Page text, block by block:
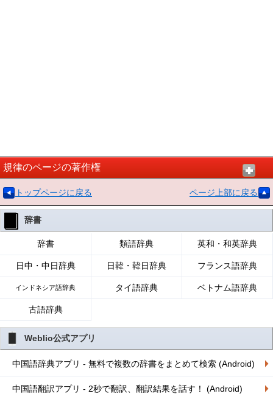
規律のページの著作権
トップページに戻る ページ上部に戻る
辞書
辞書 類語辞典 英和・和英辞典
日中・中日辞典 日韓・韓日辞典 フランス語辞典
インドネシア語辞典 タイ語辞典 ベトナム語辞典
古語辞典
Weblio公式アプリ
中国語辞典アプリ - 無料で複数の辞書をまとめて検索 (Android)
中国語翻訳アプリ - 2秒で翻訳、翻訳結果を話す！ (Android)